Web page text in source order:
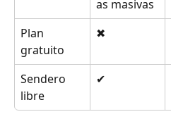
as masivas
Plan
gratuito
✖
Sendero
libre
✔